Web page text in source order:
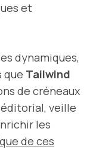
et
dynamiques,
que Tailwind
de créneaux
veille
les
de ces